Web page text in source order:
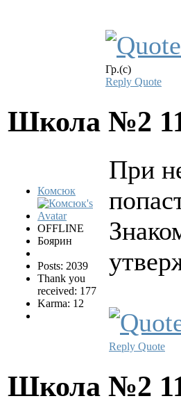
Гр.(с)
Reply Quote
Школа №2
Комсюк
OFFLINE
Боярин
Posts: 2039
Thank you
received: 177
Karma: 12
При
Reply Quote
Школа №2